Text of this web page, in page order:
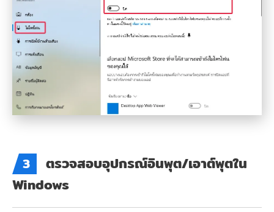
3
ตรวจสอบอุปกรณ์อินพุต/เอาต์พุตใน
Windows